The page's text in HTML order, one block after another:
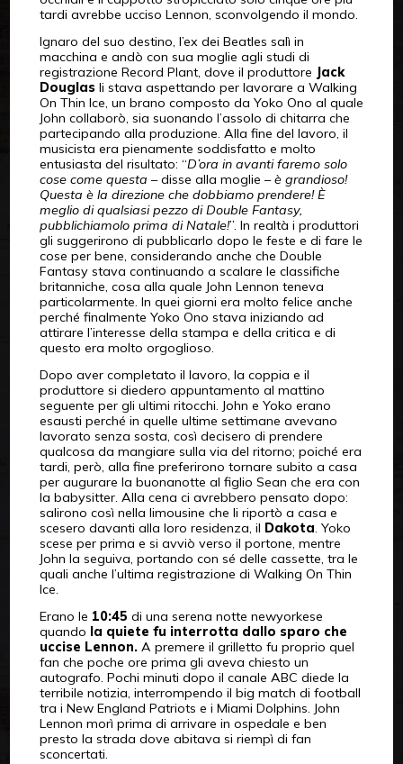
tardi avrebbe ucciso Lennon, sconvolgendo il mondo.
Ignaro del suo destino, l’ex dei Beatles salì in
macchina e andò con sua moglie agli studi di
registrazione Record Plant, dove il produttore
Jack
Douglasli stava aspettando per lavorare a Walking
On Thin Ice, un brano composto da Yoko Ono al quale
John collaborò, sia suonando l’assolo di chitarra che
partecipando alla produzione. Alla fine del lavoro, il
musicista era pienamente soddisfatto e molto
entusiasta del risultato: “D’ora in avanti faremo solo
cose come questa – disse alla moglie –è grandioso!
Questa è la direzione che dobbiamo prendere! È
meglio di qualsiasi pezzo di Double Fantasy,
pubblichiamolo prima di Natale!”. In realtà i produttori
gli suggerirono di pubblicarlo dopo le feste e di fare le
cose per bene, considerando anche che Double
Fantasy stava continuando a scalare le classifiche
britanniche, cosa alla quale John Lennon teneva
particolarmente. In quei giorni era molto felice anche
perché finalmente Yoko Ono stava iniziando ad
attirare l’interesse della stampa e della critica e di
questo era molto orgoglioso.
Dopo aver completato il lavoro, la coppia e il
produttore si diedero appuntamento al mattino
seguente per gli ultimi ritocchi. John e Yoko erano
esausti perché in quelle ultime settimane avevano
lavorato senza sosta, così decisero di prendere
qualcosa da mangiare sulla via del ritorno; poiché era
tardi, però, alla fine preferirono tornare subito a casa
per augurare la buonanotte al figlio Sean che era con
la babysitter. Alla cena ci avrebbero pensato dopo:
salirono così nella limousine che li riportò a casa e
scesero davanti alla loro residenza, il Dakota. Yoko
scese per prima e si avviò verso il portone, mentre
John la seguiva, portando con sé delle cassette, tra le
quali anche l’ultima registrazione di Walking On Thin
Ice.
Erano le 10:45 di una serena notte newyorkese
quando la quiete fu interrotta dallo sparo che
uccise Lennon.A premere il grilletto fu proprio quel
fan che poche ore prima gli aveva chiesto un
autografo. Pochi minuti dopo il canale ABC diede la
terribile notizia, interrompendo il big match di football
tra i New England Patriots e i Miami Dolphins. John
Lennon morì prima di arrivare in ospedale e ben
presto la strada dove abitava si riempì di fan
sconcertati.